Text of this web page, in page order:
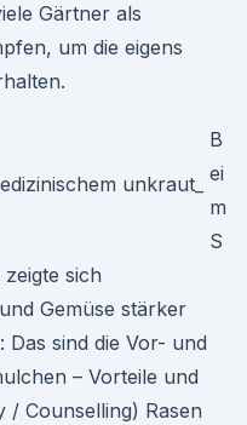
Gärtner als
um die eigens
B
ei
m
S
sich
Gemüse stärker
Das sind die Vor- und
– Vorteile und
/ Counselling) Rasen